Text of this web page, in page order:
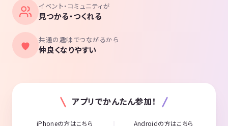
イベント・コミュニティが
見つかる・つくれる
共通の趣味でつながるから
仲良くなりやすい
アプリでかんたん参加！
iPhoneの方はこちら Androidの方はこちら